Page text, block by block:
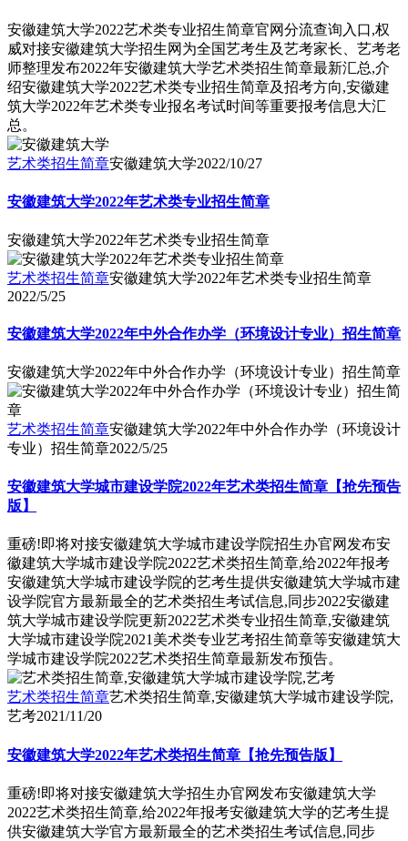
安徽建筑大学2022艺术类专业招生简章官网分流查询入口,权
威对接安徽建筑大学招生网为全国艺考生及艺考家长、艺考老
师整理发布2022年安徽建筑大学艺术类招生简章最新汇总,介
绍安徽建筑大学2022艺术类专业招生简章及招考方向,安徽建
筑大学2022年艺术类专业报名考试时间等重要报考信息大汇
总。
艺术类招生简章安徽建筑大学2022/10/27
安徽建筑大学2022年艺术类专业招生简章
安徽建筑大学2022年艺术类专业招生简章
艺术类招生简章安徽建筑大学2022年艺术类专业招生简章
2022/5/25
安徽建筑大学2022年中外合作办学（环境设计专业）招生简章
安徽建筑大学2022年中外合作办学（环境设计专业）招生简章
艺术类招生简章安徽建筑大学2022年中外合作办学（环境设计
专业）招生简章2022/5/25
安徽建筑大学城市建设学院2022年艺术类招生简章【抢先预告
版】
重磅!即将对接安徽建筑大学城市建设学院招生办官网发布安
徽建筑大学城市建设学院2022艺术类招生简章,给2022年报考
安徽建筑大学城市建设学院的艺考生提供安徽建筑大学城市建
设学院官方最新最全的艺术类招生考试信息,同步2022安徽建
筑大学城市建设学院更新2022艺术类专业招生简章,安徽建筑
大学城市建设学院2021美术类专业艺考招生简章等安徽建筑大
学城市建设学院2022艺术类招生简章最新发布预告。
艺术类招生简章艺术类招生简章,安徽建筑大学城市建设学院,
艺考2021/11/20
安徽建筑大学2022年艺术类招生简章【抢先预告版】
重磅!即将对接安徽建筑大学招生办官网发布安徽建筑大学
2022艺术类招生简章,给2022年报考安徽建筑大学的艺考生提
供安徽建筑大学官方最新最全的艺术类招生考试信息,同步